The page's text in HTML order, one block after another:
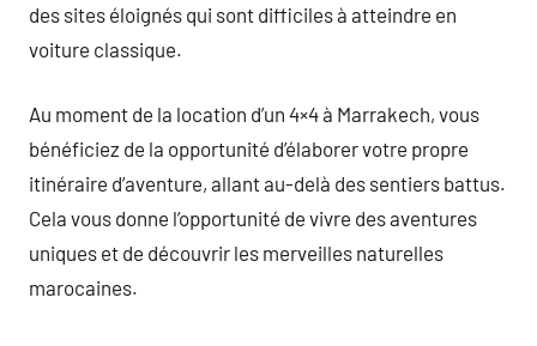
des sites éloignés qui sont difficiles à atteindre en
voiture classique.
Au moment de la location d’un 4×4 à Marrakech, vous
bénéficiez de la opportunité d’élaborer votre propre
itinéraire d’aventure, allant au-delà des sentiers battus.
Cela vous donne l’opportunité de vivre des aventures
uniques et de découvrir les merveilles naturelles
marocaines.